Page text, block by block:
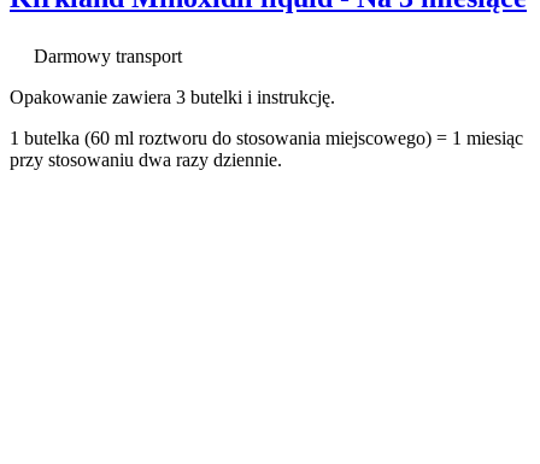
Darmowy transport
Opakowanie zawiera 3 butelki i instrukcję.
1 butelka (60 ml roztworu do stosowania miejscowego) = 1 miesiąc
przy stosowaniu dwa razy dziennie.